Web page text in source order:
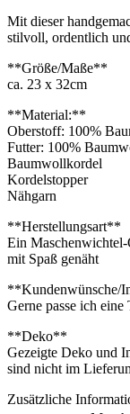
Mit dieser
stilvoll, ordentlich
**Größe/Maße**
ca. 23 x 32cm
**Material:**
Oberstoff: 100%
Futter: 100%
Baumwollkordel
Kordelstopper
Nähgarn
**Herstellungsart**
Ein
mit Spaß genäht
**Kundenwünsche/
Gerne passe ich
**Deko**
Gezeigte Deko und
sind nicht im
Zusätzliche